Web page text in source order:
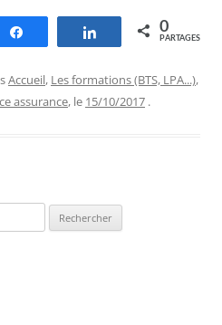
Partagez 0
PARTAGES
Accueil, Les formations (BTS, LPA...),
assurance, le 15/10/2017 .